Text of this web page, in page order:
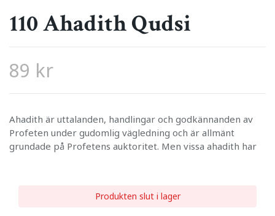
110 Ahadith Qudsi
89 kr
Ahadith är uttalanden, handlingar och godkännanden av
Profeten under gudomlig vägledning och är allmänt
grundade på Profetens auktoritet. Men vissa ahadith har
Produkten slut i lager